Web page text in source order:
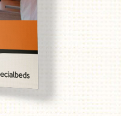
stappen op
"Start uw aanvraag"